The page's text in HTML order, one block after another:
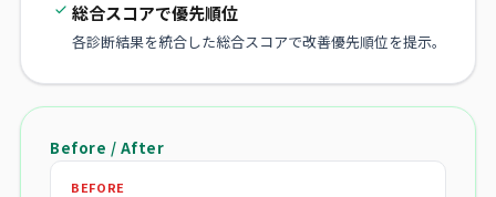
総合スコアで優先順位
各診断結果を統合した総合スコアで改善優先順位を提示。
Before / After
BEFORE